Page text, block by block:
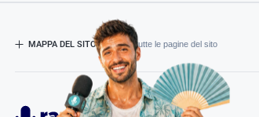
MAPPA DEL SITO- Esplora tutte le pagine del sito